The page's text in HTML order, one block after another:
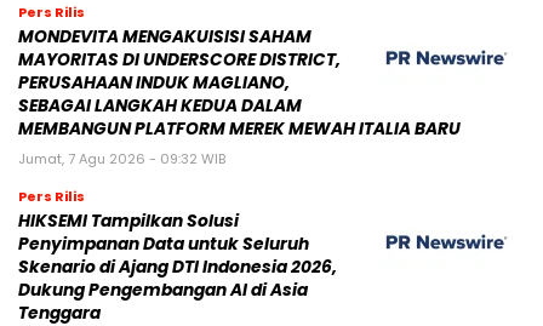
Pers Rilis
MONDEVITA MENGAKUISISI SAHAM
MAYORITAS DI UNDERSCORE DISTRICT,
PERUSAHAAN INDUK MAGLIANO,
SEBAGAI LANGKAH KEDUA DALAM
MEMBANGUN PLATFORM MEREK MEWAH ITALIA BARU
Jumat, 7 Agu 2026 - 09:32 WIB
Pers Rilis
HIKSEMI Tampilkan Solusi
Penyimpanan Data untuk Seluruh
Skenario di Ajang DTI Indonesia 2026,
Dukung Pengembangan AI di Asia
Tenggara